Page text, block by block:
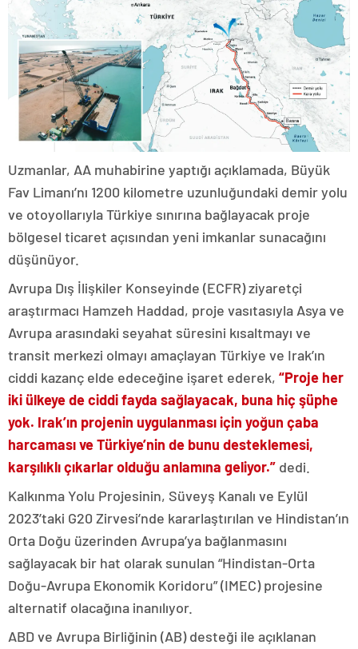
Uzmanlar, AA muhabirine yaptığı açıklamada, Büyük
Fav Limanı’nı 1200 kilometre uzunluğundaki demir yolu
ve otoyollarıyla Türkiye sınırına bağlayacak proje
bölgesel ticaret açısından yeni imkanlar sunacağını
düşünüyor.
Avrupa Dış İlişkiler Konseyinde (ECFR) ziyaretçi
araştırmacı Hamzeh Haddad, proje vasıtasıyla Asya ve
Avrupa arasındaki seyahat süresini kısaltmayı ve
transit merkezi olmayı amaçlayan Türkiye ve Irak’ın
ciddi kazanç elde edeceğine işaret ederek, “Proje her
iki ülkeye de ciddi fayda sağlayacak, buna hiç şüphe
yok. Irak’ın projenin uygulanması için yoğun çaba
harcaması ve Türkiye’nin de bunu desteklemesi,
karşılıklı çıkarlar olduğu anlamına geliyor.” dedi.
Kalkınma Yolu Projesinin, Süveyş Kanalı ve Eylül
2023’taki G20 Zirvesi’nde kararlaştırılan ve Hindistan’ın
Orta Doğu üzerinden Avrupa’ya bağlanmasını
sağlayacak bir hat olarak sunulan “Hindistan-Orta
Doğu-Avrupa Ekonomik Koridoru” (IMEC) projesine
alternatif olacağına inanılıyor.
ABD ve Avrupa Birliğinin (AB) desteği ile açıklanan